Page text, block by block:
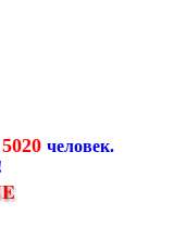
5020 человек.